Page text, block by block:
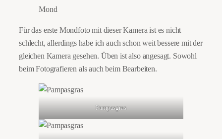
Mond
Für das erste Mondfoto mit dieser Kamera ist es nicht
schlecht, allerdings habe ich auch schon weit bessere mit der
gleichen Kamera gesehen. Üben ist also angesagt. Sowohl
beim Fotografieren als auch beim Bearbeiten.
Pampasgras